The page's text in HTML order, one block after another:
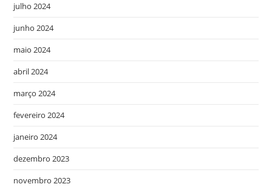
julho 2024
junho 2024
maio 2024
abril 2024
março 2024
fevereiro 2024
janeiro 2024
dezembro 2023
novembro 2023